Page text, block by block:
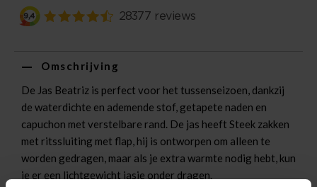
Omschrijving
De Jas Beatriz is perfect voor het tussenseizoen, dankzij
de waterdichte en ademende stof, getapete naden en
capuchon met verstelbare rand. De jas heeft Steek zakken
met ritssluiting met flap, hij is ontworpen om alleen te
worden gedragen, maar als je extra warmte nodig hebt, kun
je er een lichtgewicht jasje onder dragen.